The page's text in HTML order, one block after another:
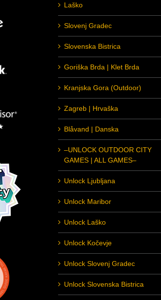
Laško
Slovenj Gradec
Slovenska Bistrica
Goriška Brda | Klet Brda
Kranjska Gora (Outdoor)
Zagreb | Hrvaška
Blåvand | Danska
–UNLOCK OUTDOOR CITY
GAMES | ALL GAMES–
Unlock Ljubljana
Unlock Maribor
Unlock Laško
Unlock Kočevje
Unlock Slovenj Gradec
Unlock Slovenska Bistrica